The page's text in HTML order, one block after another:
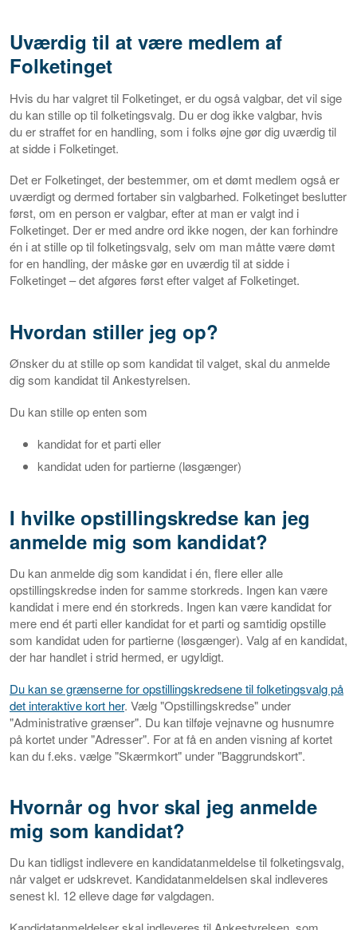
Uværdig til at være medlem af
Folketinget
Hvis du har valgret til Folketinget, er du også valgbar, det vil sige
du kan stille op til folketingsvalg. Du er dog ikke valgbar, hvis
duer straffet for en handling, som i folks øjne gør dig uværdig til
at sidde i Folketinget.
Det er Folketinget, der bestemmer, om et dømt medlem også er
uværdigt og dermed fortaber sin valgbarhed. Folketinget beslutter
først, om en person er valgbar, efter at man er valgt ind i
Folketinget. Der er med andre ord ikke nogen, der kan forhindre
én i at stille op til folketingsvalg, selv om man måtte være dømt
for en handling, der måske gør en uværdig til at sidde i
Folketinget – det afgøres først efter valget af Folketinget.
Hvordan stiller jeg op?
Ønsker du at stille op som kandidat til valget, skal du anmelde
dig som kandidat til Ankestyrelsen.
Du kan stille op enten som
kandidat for et parti eller
kandidat uden for partierne (løsgænger)
I hvilke opstillingskredse kan jeg
anmelde mig som kandidat?
Du kan anmelde dig som kandidat i én, flere eller alle
opstillingskredse inden for samme storkreds. Ingen kan være
kandidat i mere end én storkreds. Ingen kan være kandidat for
mere end ét parti eller kandidat for et parti og samtidig opstille
som kandidat uden for partierne (løsgænger). Valg af en kandidat,
der har handlet i strid hermed, er ugyldigt.
Du kan se grænserne for opstillingskredsene til folketingsvalg på
det interaktive kort her. Vælg "Opstillingskredse" under
"Administrative grænser". Du kan tilføje vejnavne og husnumre
på kortet under "Adresser". For at få en anden visning af kortet
kan du f.eks. vælge "Skærmkort" under "Baggrundskort".
Hvornår og hvor skal jeg anmelde
mig som kandidat?
Du kan tidligst indlevere en kandidatanmeldelse til folketingsvalg,
når valget er udskrevet. Kandidatanmeldelsen skal indleveres
senest kl. 12 elleve dage før valgdagen.